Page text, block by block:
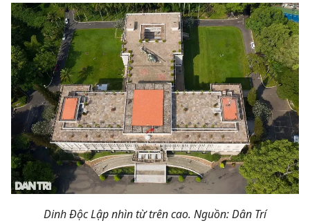
Dinh Độc Lập nhìn từ trên cao. Nguồn: Dân Trí